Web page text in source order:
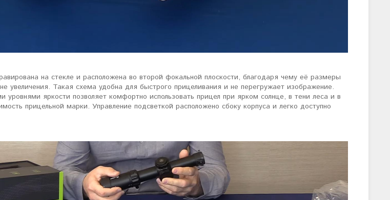
"Искал универсальный
тепловизор для охоты днем и
Евгений Стародуб
г. Екатеринбург
на стекле и расположена во второй фокальной плоскости, благодаря чему её размеры
увеличения. Такая схема удобна для быстрого прицеливания и не перегружает изображение.
уровнями яркости позволяет комфортно использовать прицел при ярком солнце, в тени леса и в
прицельной марки. Управление подсветкой расположено сбоку корпуса и легко доступно